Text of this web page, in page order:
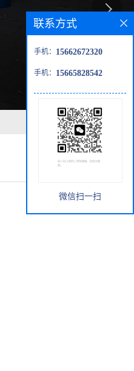
联系方式
手机： 15662672320
手机： 15665828542
微信扫一扫